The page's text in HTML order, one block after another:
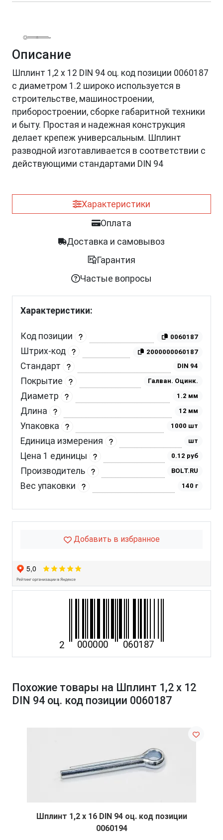
Описание
Шплинт 1,2 х 12 DIN 94 оц. код позиции 0060187
с диаметром 1.2 широко используется в
строительстве, машиностроении,
приборостроении, сборке габаритной техники
и быту. Простая и надежная конструкция
делает крепеж универсальным. Шплинт
разводной изготавливается в соответствии с
действующими стандартами DIN 94
Характеристики
Оплата
Доставка и самовывоз
Гарантия
Частые вопросы
Характеристики:
Код позиции 0060187
Штрих-код 2000000060187
Стандарт DIN 94
Покрытие Галван. Оцинк.
Диаметр 1.2 мм
Длина 12 мм
Упаковка 1000 шт
Единица измерения шт
Цена 1 единицы 0.12 руб
Производитель BOLT.RU
Вес упаковки 140 г
Добавить в избранное
Похожие товары на Шплинт 1,2 х 12
DIN 94 оц. код позиции 0060187
Шплинт 1,2 х 16 DIN 94 оц. код позиции
0060194